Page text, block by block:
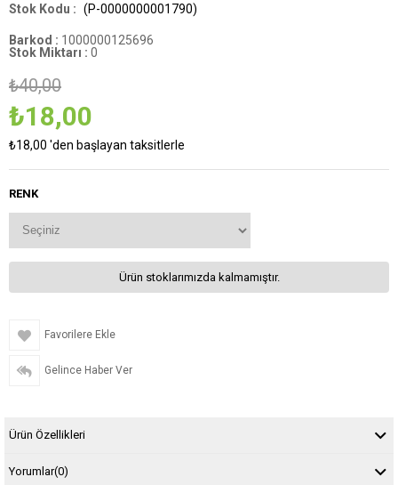
(P-0000000001790)
Barkod : 1000000125696
Stok Miktarı : 0
₺40,00
₺18,00
₺18,00 'den başlayan taksitlerle
RENK
Ürün stoklarımızda kalmamıştır.
Favorilere Ekle
Gelince Haber Ver
Ürün Özellikleri
Yorumlar(0)